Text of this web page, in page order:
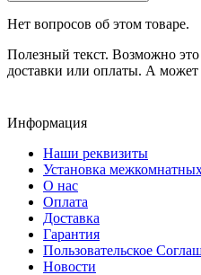
Нет вопросов об этом товаре.
Полезный текст. Возможно
доставки или оплаты. А может
Информация
Наши реквизиты
Установка
О нас
Оплата
Доставка
Гарантия
Пользовательское
Новости